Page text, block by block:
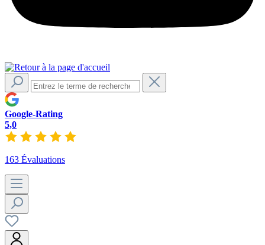
Google-Rating
5,0
163 Évaluations